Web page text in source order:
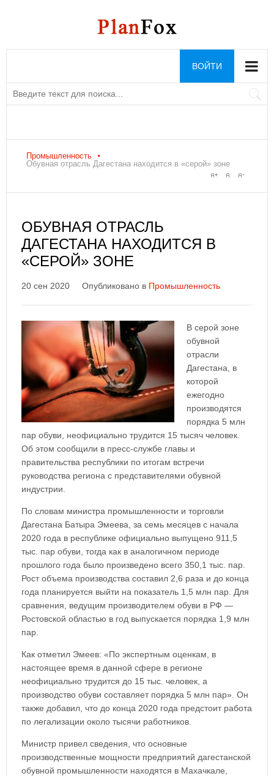
ВОЙТИ
Промышленность
Обувная отрасль Дагестана находится в «серой» зоне
ОБУВНАЯ ОТРАСЛЬ
ДАГЕСТАНА НАХОДИТСЯ В
«СЕРОЙ» ЗОНЕ
20 сен 2020 Опубликовано в Промышленность
В серой зоне
обувной
отрасли
Дагестана, в
которой
ежегодно
производятся
порядка 5 млн
пар обуви, неофициально трудится 15 тысяч человек.
Об этом сообщили в пресс-службе главы и
правительства республики по итогам встречи
руководства региона с представителями обувной
индустрии.
По словам министра промышленности и торговли
Дагестана Батыра Эмеева, за семь месяцев с начала
2020 года в республике официально выпущено 911,5
тыс. пар обуви, тогда как в аналогичном периоде
прошлого года было произведено всего 350,1 тыс. пар.
Рост объема производства составил 2,6 раза и до конца
года планируется выйти на показатель 1,5 млн пар. Для
сравнения, ведущим производителем обуви в РФ —
Ростовской областью в год выпускается порядка 1,9 млн
пар.
Как отметил Эмеев: «По экспертным оценкам, в
настоящее время в данной сфере в регионе
неофициально трудится до 15 тыс. человек, а
производство обуви составляет порядка 5 млн пар». Он
также добавил, что до конца 2020 года предстоит работа
по легализации около тысячи работников.
Министр привел сведения, что основные
производственные мощности предприятий дагестанской
обувной промышленности находятся в Махачкале,